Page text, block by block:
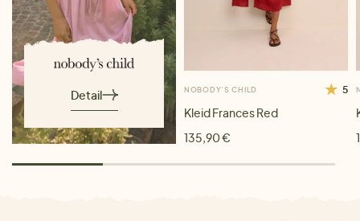
Detail NOBODY'S CHILD 5
Kleid Frances Red
135,90 €